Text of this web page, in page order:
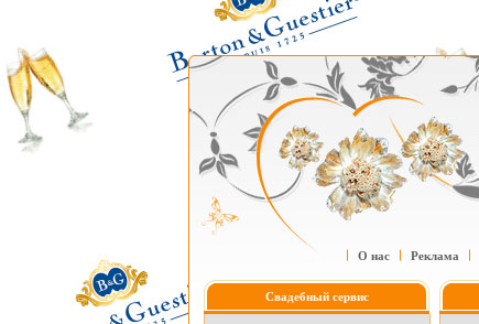
О нас Реклама
Свадебный сервис